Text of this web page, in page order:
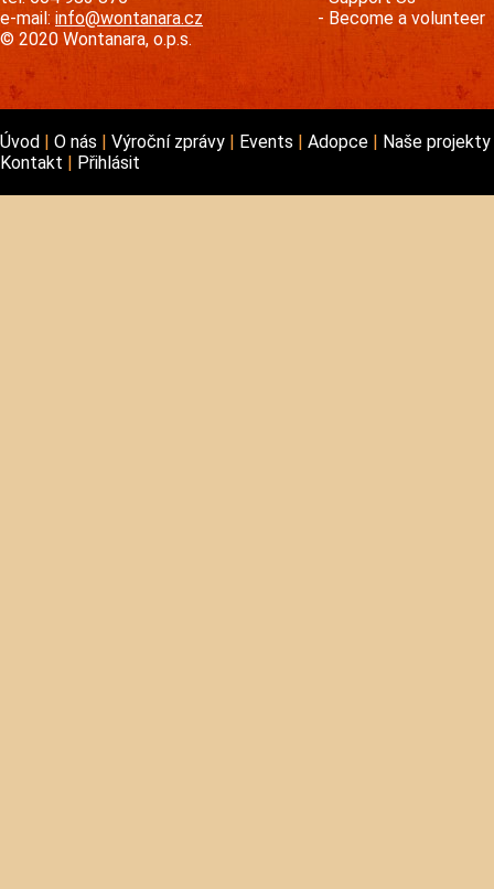
e-mail: info@wontanara.cz
© 2020 Wontanara, o.p.s.
Become a volunteer
Úvod O nás Výroční zprávy Events Adopce
Naše projekty
Kontakt
Přihlásit